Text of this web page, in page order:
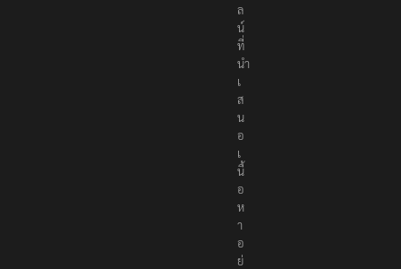
น์
ที่
นำ
เ
ส
น
อ
เ
นื้
อ
ห
า
อ
ย่
า